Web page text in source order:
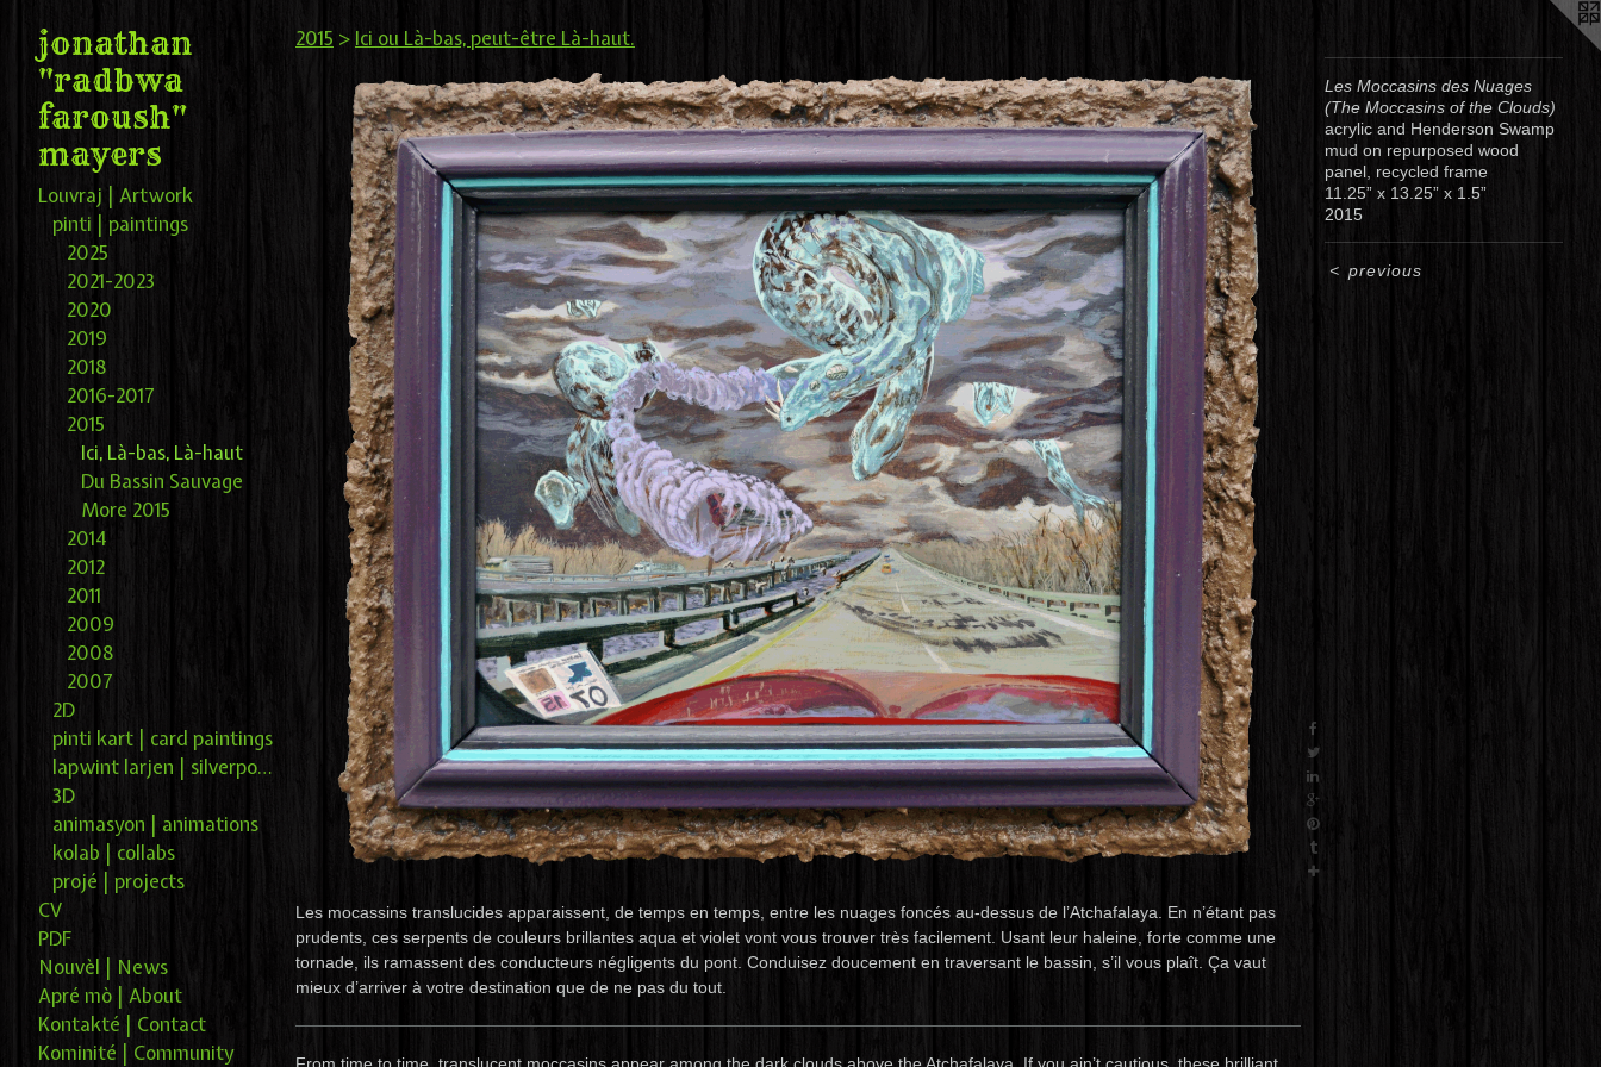
jonathan
"radbwa
faroush"
mayers
Louvraj | Artwork
pinti | paintings
2025
2021-2023
2020
2019
2018
2016-2017
2015
Ici, Là-bas, Là-haut
Du Bassin Sauvage
More 2015
2014
2012
2011
2009
2008
2007
2D
pinti kart | card paintings
lapwint larjen | silverpoint
3D
animasyon | animations
kolab | collabs
projé | projects
CV
PDF
Nouvèl | News
Apré mò | About
Kontakté | Contact
Kominité | Community
2015 > Ici ou Là-bas, peut-être Là-haut.
Les Moccasins des Nuages
(The Moccasins of the Clouds)
acrylic and Henderson Swamp
mud on repurposed wood
panel, recycled frame
11.25” x 13.25” x 1.5”
2015
< previous
Les mocassins translucides apparaissent, de temps en temps, entre les nuages foncés au-dessus de l’Atchafalaya. En n’étant pas
prudents, ces serpents de couleurs brillantes aqua et violet vont vous trouver très facilement. Usant leur haleine, forte comme une
tornade, ils ramassent des conducteurs négligents du pont. Conduisez doucement en traversant le bassin, s’il vous plaît. Ça vaut
mieux d’arriver à votre destination que de ne pas du tout.